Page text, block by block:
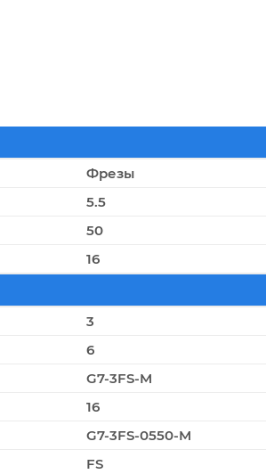
Фрезы
5.5
50
16
3
6
G7-3FS-M
16
G7-3FS-0550-M
FS